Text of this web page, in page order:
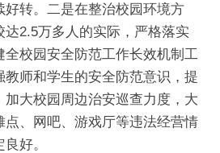
好转。二是在整治校园环境方
2.5万多人的实际，严格落实
全校园安全防范工作长效机制工
师和学生的安全防范意识，提
大校园周边治安巡查力度，大
点、网吧、游戏厅等违法经营情
好。